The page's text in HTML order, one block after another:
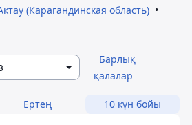
(Карагандинская область)
Барлық
қалалар
Ертең 10 күн бойы